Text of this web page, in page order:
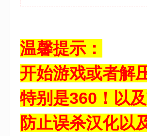
温馨提示：
开始游戏或者解
特别是360！以
防止误杀汉化以